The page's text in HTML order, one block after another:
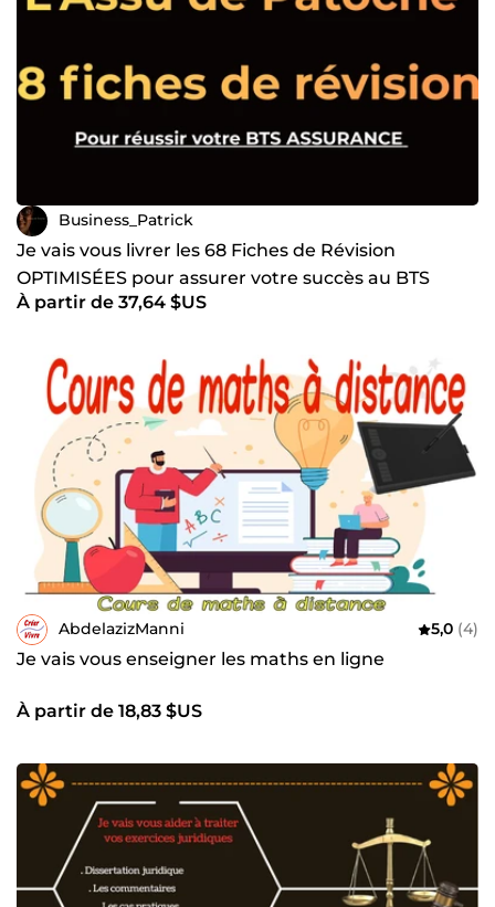
Business_Patrick
Je vais vous livrer les 68 Fiches de Révision
OPTIMISÉES pour assurer votre succès au BTS
Assurance
À partir de 37,64 $US
AbdelazizManni 5,0 (4)
Je vais vous enseigner les maths en ligne
À partir de 18,83 $US